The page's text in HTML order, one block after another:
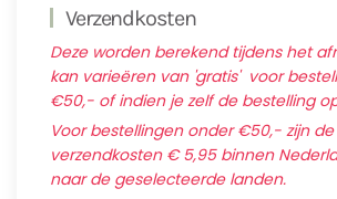
Verzendkosten
Deze worden berekend tijdens het
kan varieëren van 'gratis' voor
€50,- of indien je zelf de bestelling
Voor bestellingen onder €50,- zijn de
verzendkosten € 5,95 binnen
naar de geselecteerde landen.